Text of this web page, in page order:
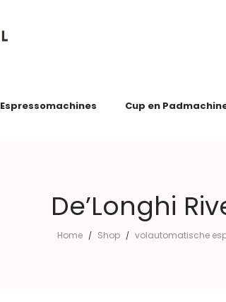
Espressomachines Cup en
De’Longhi
Home / Shop / volautomatische